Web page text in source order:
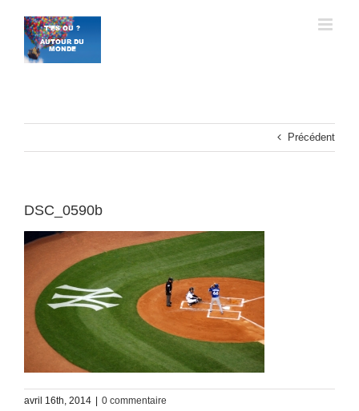
contenu
Précédent
DSC_0590b
avril 16th, 2014 0 commentaire